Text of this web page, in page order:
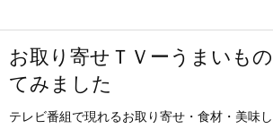
お取り寄せＴＶーうまいも
てみました
テレビ番組で現れるお取り寄せ・食材・美味